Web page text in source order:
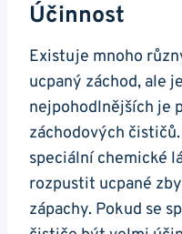
Účinnost
Existuje mnoho
‌ucpaný ‌záchod, ale
⁢nejpohodlnějších je
záchodových
speciální chemické
rozpustit ucpané
zápachy. Pokud se